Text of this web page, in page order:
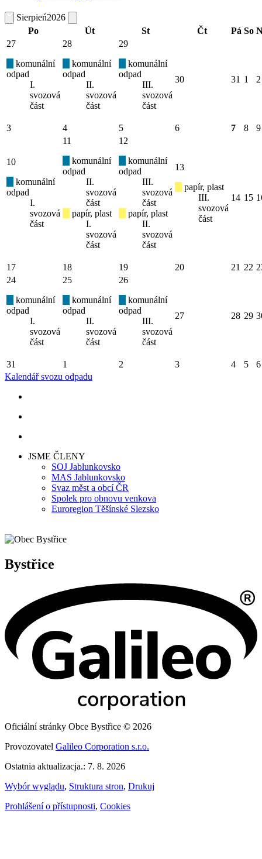
Sierpień2026
Po
Út St Čt Pá So
27
komunální
odpad
I.
svozová
část
28
komunální
odpad
II.
svozová
část
29
komunální
odpad
III.
svozová
část
30 31 1 2
3 4 5 6 7 8 9
10
komunální
odpad
I.
svozová
část
11
komunální
odpad
II.
svozová
část
papír, plast
I.
svozová
část
12
komunální
odpad
III.
svozová
část
papír, plast
II.
svozová
část
13
papír, plast
III.
svozová
část
14 15
17 18 19 20 21 22
24
komunální
odpad
I.
svozová
část
25
komunální
odpad
II.
svozová
část
26
komunální
odpad
III.
svozová
část
27 28 29
31 1 2 3 4 5
6
Kalendář svozu odpadu
JSME ČLENY
SOJ Jablunkovsko
MAS Jablunkovsko
Svaz měst a obcí ČR
Spolek pro obnovu venkova
Euroregion Těšínské Slezsko
Bystřice
Oficiální stránky Obce Bystřice © 2026
Provozovatel Galileo Corporation s.r.o.
Ostatnia aktualizacja.: 7. 8. 2026
Wybór wyglądu, Struktura stron, Drukuj
Prohlášení o přístupnosti, Cookies